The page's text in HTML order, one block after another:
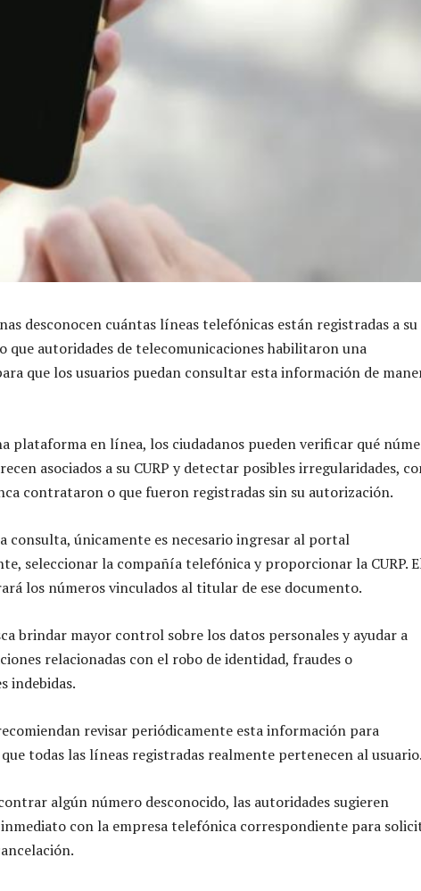
desconocen cuántas líneas telefónicas están registradas a su
que autoridades de telecomunicaciones habilitaron una
que los usuarios puedan consultar esta información de
plataforma en línea, los ciudadanos pueden verificar qué
asociados a su CURP y detectar posibles irregularidades,
contrataron o que fueron registradas sin su autorización.
consulta, únicamente es necesario ingresar al portal
seleccionar la compañía telefónica y proporcionar la CURP.
los números vinculados al titular de ese documento.
brindar mayor control sobre los datos personales y ayudar a
relacionadas con el robo de identidad, fraudes o
indebidas.
revisar periódicamente esta información para
que todas las líneas registradas realmente pertenecen al usuario.
algún número desconocido, las autoridades sugieren
con la empresa telefónica correspondiente para